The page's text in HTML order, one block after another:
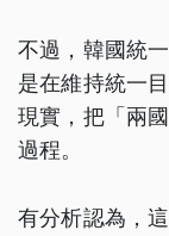
不過，韓國統
是在維持統一
現實，把「兩
過程。
有分析認為，